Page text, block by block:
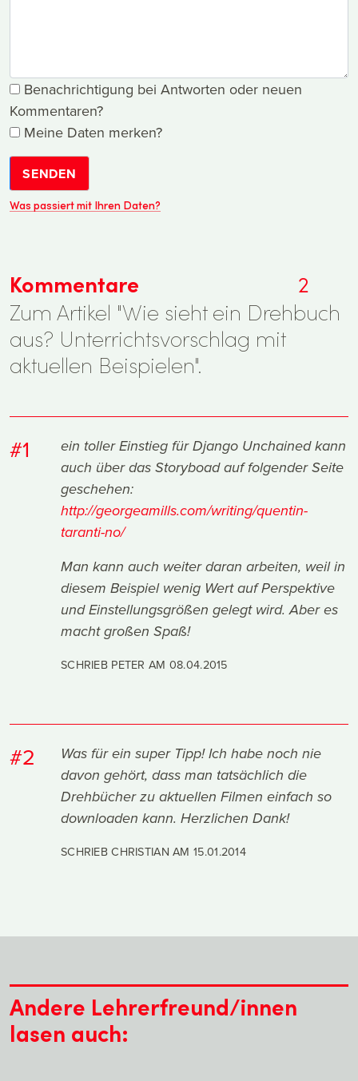
Benachrichtigung bei Antworten oder neuen
Kommentaren?
Meine Daten merken?
SENDEN
Was passiert mit Ihren Daten?
Kommentare
2
Zum Artikel "Wie sieht ein Drehbuch
aus? Unterrichtsvorschlag mit
aktuellen Beispielen".
#1
ein toller Einstieg für Django Unchained kann
auch über das Storyboad auf folgender Seite
geschehen:
http://georgeamills.com/writing/quentin-
taranti-no/
Man kann auch weiter daran arbeiten, weil in
diesem Beispiel wenig Wert auf Perspektive
und Einstellungsgrößen gelegt wird. Aber es
macht großen Spaß!
SCHRIEB PETER AM 08.04.2015
#2
Was für ein super Tipp! Ich habe noch nie
davon gehört, dass man tatsächlich die
Drehbücher zu aktuellen Filmen einfach so
downloaden kann. Herzlichen Dank!
SCHRIEB CHRISTIAN AM15.01.2014
Andere Lehrerfreund/innen
lasen auch: